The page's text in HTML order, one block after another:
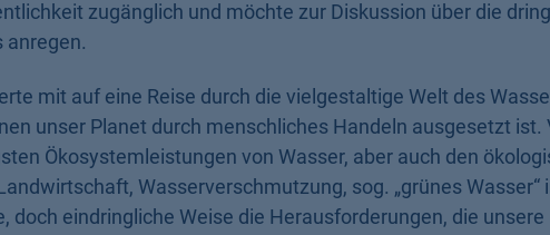
unser Planet durch menschliches Handeln ausgesetzt ist.
Ökosystemleistungen von Wasser, aber auch den
Wasserverschmutzung, sog. „grünes Wasser“
doch eindringliche Weise die Herausforderungen, die unsere
muss. Das Werk des Künstlers verbindet Ansätze